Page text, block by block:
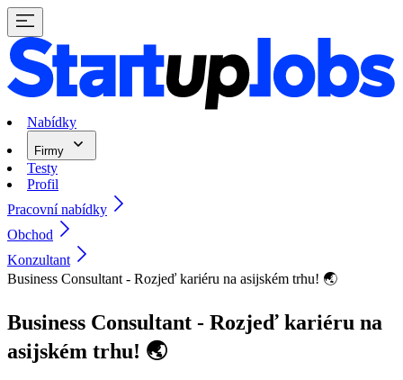
Nabídky
Firmy
Testy
Profil
Pracovní nabídky
Obchod
Konzultant
Business Consultant - Rozjeď kariéru na asijském trhu! 🌏
Business Consultant - Rozjeď kariéru na
asijském trhu! 🌏